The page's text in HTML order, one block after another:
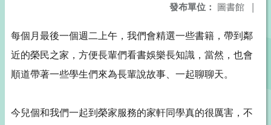
發布單位： 圖書館 |
每個月最後一個週二上午，我們會精選一些書籍，帶到鄰
近的榮民之家，方便長輩們看書娛樂長知識，當然，也會
順道帶著一些學生們來為長輩說故事、一起聊聊天。
今兒個和我們一起到榮家服務的家軒同學真的很厲害，不